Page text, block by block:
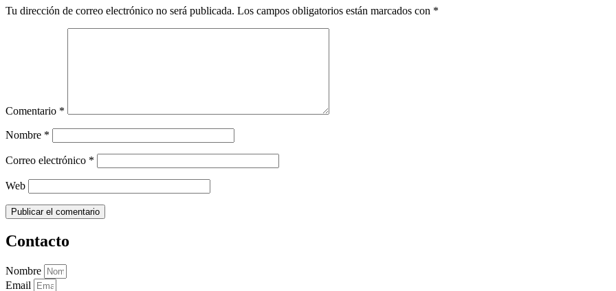
Tu dirección de correo electrónico no será publicada. Los campos obligatorios están marcados con *
Comentario *
Nombre *
Correo electrónico *
Web
Contacto
Nombre
Email